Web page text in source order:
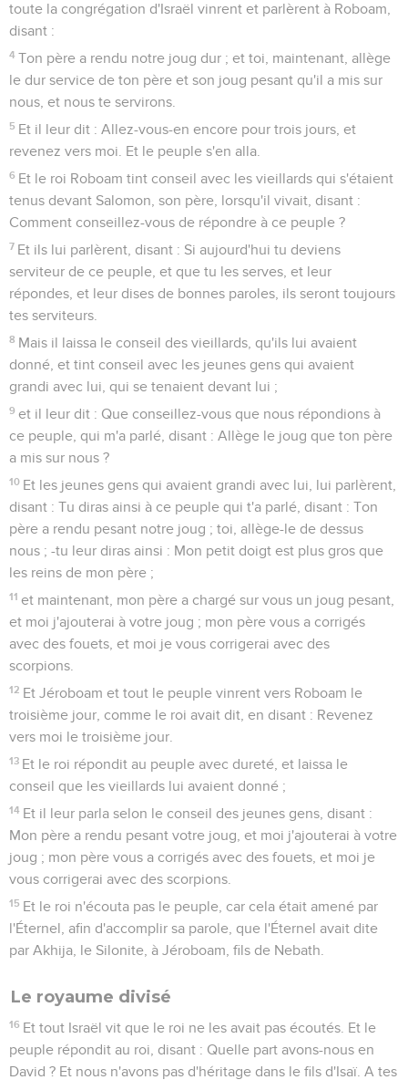
toute la congrégation d'Israël vinrent et parlèrent à Roboam,
disant :
4 Ton père a rendu notre joug dur ; et toi, maintenant, allège
le dur service de ton père et son joug pesant qu'il a mis sur
nous, et nous te servirons.
5 Et il leur dit : Allez-vous-en encore pour trois jours, et
revenez vers moi. Et le peuple s'en alla.
6 Et le roi Roboam tint conseil avec les vieillards qui s'étaient
tenus devant Salomon, son père, lorsqu'il vivait, disant :
Comment conseillez-vous de répondre à ce peuple ?
7 Et ils lui parlèrent, disant : Si aujourd'hui tu deviens
serviteur de ce peuple, et que tu les serves, et leur
répondes, et leur dises de bonnes paroles, ils seront toujours
tes serviteurs.
8 Mais il laissa le conseil des vieillards, qu'ils lui avaient
donné, et tint conseil avec les jeunes gens qui avaient
grandi avec lui, qui se tenaient devant lui ;
9 et il leur dit : Que conseillez-vous que nous répondions à
ce peuple, qui m'a parlé, disant : Allège le joug que ton père
a mis sur nous ?
10 Et les jeunes gens qui avaient grandi avec lui, lui parlèrent,
disant : Tu diras ainsi à ce peuple qui t'a parlé, disant : Ton
père a rendu pesant notre joug ; toi, allège-le de dessus
nous ; -tu leur diras ainsi : Mon petit doigt est plus gros que
les reins de mon père ;
11 et maintenant, mon père a chargé sur vous un joug pesant,
et moi j'ajouterai à votre joug ; mon père vous a corrigés
avec des fouets, et moi je vous corrigerai avec des
scorpions.
12 Et Jéroboam et tout le peuple vinrent vers Roboam le
troisième jour, comme le roi avait dit, en disant : Revenez
vers moi le troisième jour.
13 Et le roi répondit au peuple avec dureté, et laissa le
conseil que les vieillards lui avaient donné ;
14 Et il leur parla selon le conseil des jeunes gens, disant :
Mon père a rendu pesant votre joug, et moi j'ajouterai à votre
joug ; mon père vous a corrigés avec des fouets, et moi je
vous corrigerai avec des scorpions.
15 Et le roi n'écouta pas le peuple, car cela était amené par
l'Éternel, afin d'accomplir sa parole, que l'Éternel avait dite
par Akhija, le Silonite, à Jéroboam, fils de Nebath.
Le royaume divisé
16 Et tout Israël vit que le roi ne les avait pas écoutés. Et le
peuple répondit au roi, disant : Quelle part avons-nous en
David ? Et nous n'avons pas d'héritage dans le fils d'Isaï. A tes